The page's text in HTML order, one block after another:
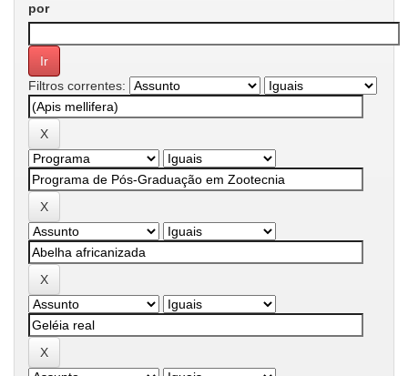
por
Filtros correntes: